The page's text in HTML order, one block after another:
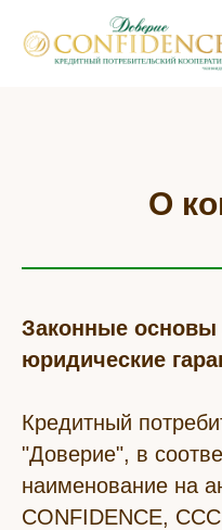
О
Законные основы
юридические
Кредитный
"Доверие", в
наименование на
CONFIDЕNCE,